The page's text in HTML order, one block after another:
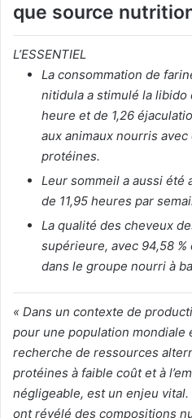
que source
L’ESSENTIEL
La consommation de
nitidula a stimulé la
heure et de 1,26
aux animaux nourris
protéines.
Leur sommeil a aussi été
de 11,95 heures par
La qualité des cheveux
supérieure, avec 94,58
dans le groupe nourri à
« Dans un contexte de
pour une population mondiale
recherche de ressources
protéines à faible coût et à
négligeable, est un enjeu
ont révélé des compositions